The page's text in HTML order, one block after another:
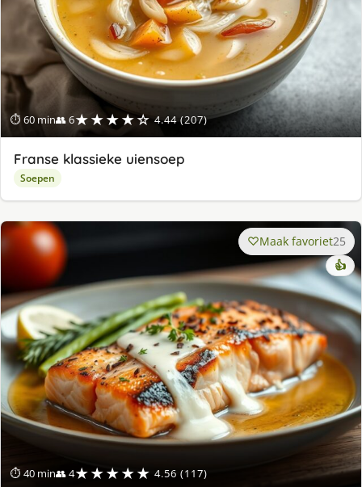
⏱ 60 min👥 6★★★★☆ 4.44 (207)
Franse klassieke uiensoep
Soepen
⏱ 40 min👥 4★★★★★ 4.56 (117)
Maak favoriet25
👍